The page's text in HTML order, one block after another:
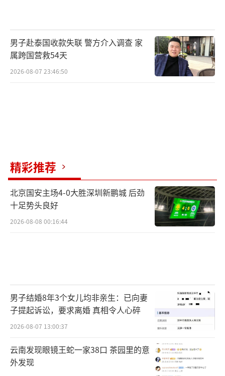
男子赴泰国收款失联 警方介入调查 家
属跨国营救54天
2026-08-07 23:46:50
精彩推荐
北京国安主场4-0大胜深圳新鹏城 后劲
十足势头良好
2026-08-08 00:16:44
男子结婚8年3个女儿均非亲生：已向妻
子提起诉讼，要求离婚 真相令人心碎
2026-08-07 13:00:37
云南发现眼镜王蛇一家38口 茶园里的意
外发现